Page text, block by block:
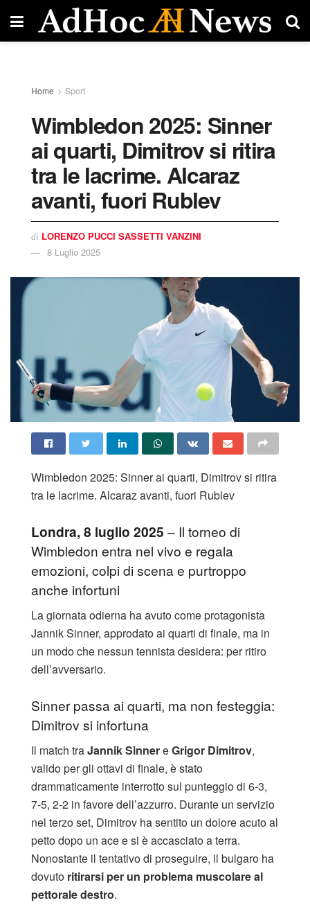
Home Sport
Wimbledon 2025: Sinner
ai quarti, Dimitrov si ritira
tra le lacrime. Alcaraz
avanti, fuori Rublev
di LORENZO PUCCI SASSETTI VANZINI
8 Luglio 2025
Wimbledon 2025: Sinner ai quarti, Dimitrov si ritira
tra le lacrime. Alcaraz avanti, fuori Rublev
Londra, 8 luglio 2025 – Il torneo di
Wimbledon entra nel vivo e regala
emozioni, colpi di scena e purtroppo
anche infortuni
La giornata odierna ha avuto come protagonista
Jannik Sinner, approdato ai quarti di finale, ma in
un modo che nessun tennista desidera: per ritiro
dell’avversario.
Sinner passa ai quarti, ma non festeggia:
Dimitrov si infortuna
Il match traJannik SinnereGrigor Dimitrov,
valido per gli ottavi di finale, è stato
drammaticamente interrotto sul punteggio di 6-3,
7-5, 2-2 in favore dell’azzurro. Durante un servizio
nel terzo set, Dimitrov ha sentito un dolore acuto al
petto dopo un ace e si è accasciato a terra.
Nonostante il tentativo di proseguire, il bulgaro ha
dovuto ritirarsi per un problema muscolare al
pettorale destro.